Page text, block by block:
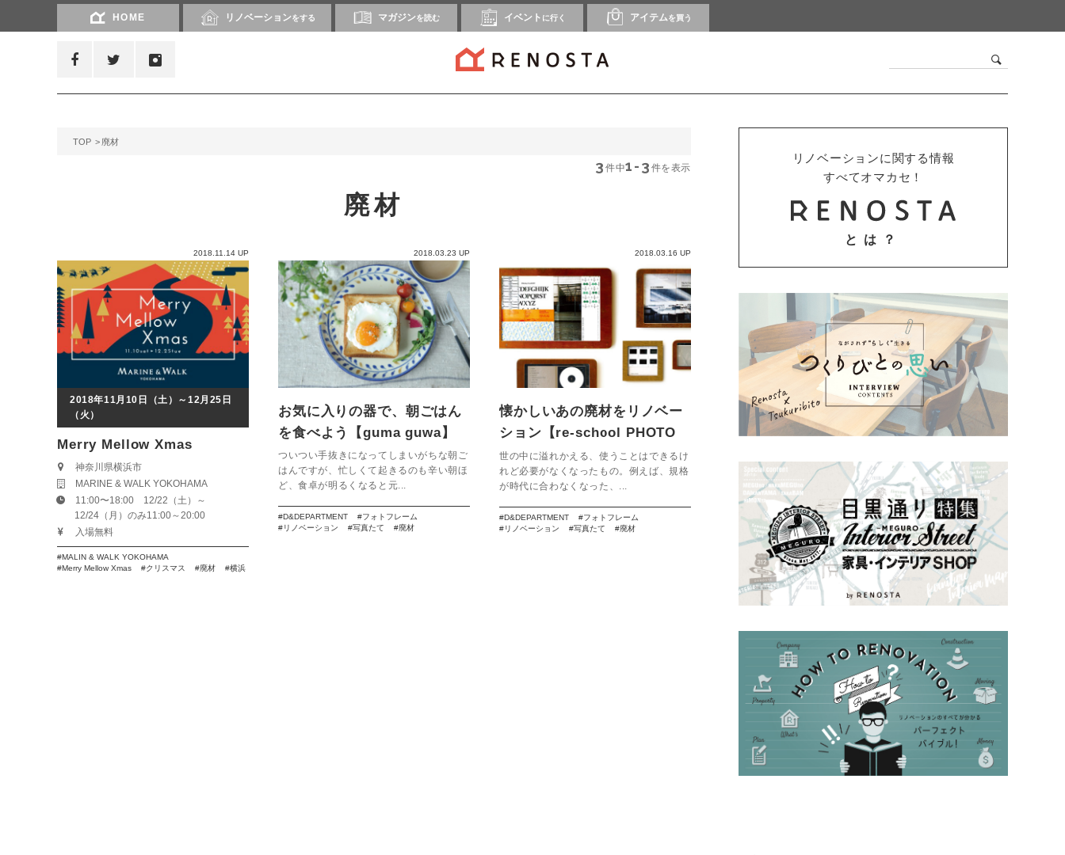
HOME リノベーションをする マガジンを読む イベント に行く アイテムを買う
TOP 廃材
3 件中1-3 件を表示
廃材
2018.11.14 UP
2018年11月10日（土）～12月25日
（火）
Merry Mellow Xmas
神奈川県横浜市
MARINE & WALK YOKOHAMA
11:00〜18:00 12/22（土）～
12/24（月）のみ11:00～20:00
入場無料
MALIN & WALK YOKOHAMA
Merry Mellow Xmas
クリスマス 廃材 横浜
2018.03.23 UP
お気に入りの器で、朝ごはん
を食べよう【guma guwa】
ついつい手抜きになってしまいがちな朝ご
はんですが、忙しくて起きるのも辛い朝ほ
ど、食卓が明るくなると元...
D&DEPARTMENT
フォトフレーム
リノベーション
写真たて 廃材
2018.03.16 UP
懐かしいあの廃材をリノベー
ション【re-school PHOTO
FRAME】
世の中に溢れかえる、使うことはできるけ
れど必要がなくなったもの。例えば、規格
が時代に合わなくなった、...
D&DEPARTMENT
フォトフレーム
リノベーション
写真たて 廃材
リノベーションに関する情報
すべてオマカセ！
とは？